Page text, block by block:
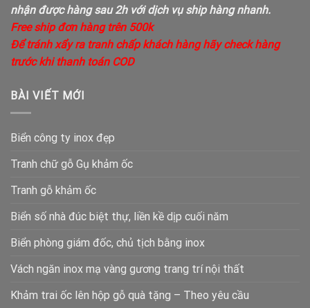
nhận được hàng sau 2h với dịch vụ ship hàng nhanh.
Free ship đơn hàng trên 500k
Để tránh xẩy ra tranh chấp khách hàng hãy check hàng
trước khi thanh toán COD
BÀI VIẾT MỚI
Biển công ty inox đẹp
Tranh chữ gỗ Gụ khảm ốc
Tranh gỗ khảm ốc
Biển số nhà đúc biệt thự, liền kề dịp cuối năm
Biển phòng giám đốc, chủ tịch bằng inox
Vách ngăn inox mạ vàng gương trang trí nội thất
Khảm trai ốc lên hộp gỗ quà tặng – Theo yêu cầu